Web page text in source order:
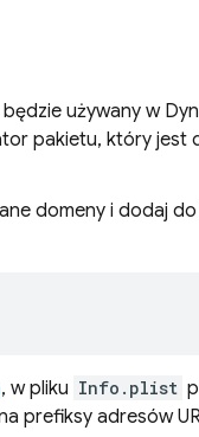
używany w
pakietu, który jest
domeny i dodaj
, w pliku Info.plist
prefiksy adresów